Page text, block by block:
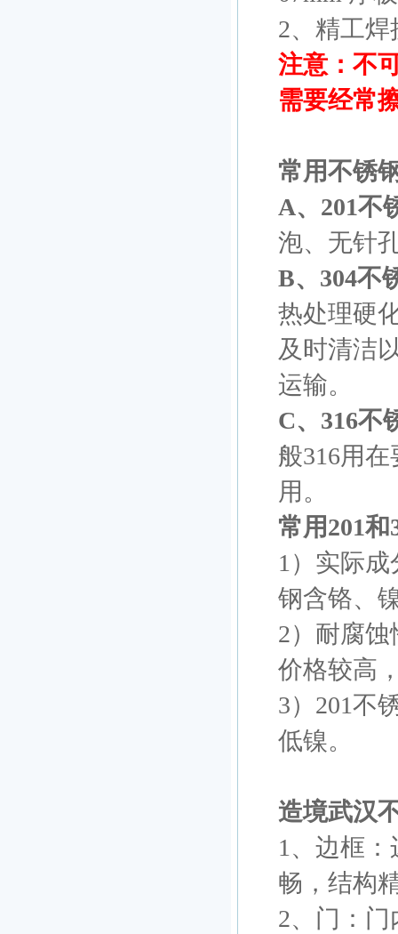
2、精工
注意：不
需要经常
常用不锈
A、201不
泡、无针
B、304不
热处理硬
及时清洁
运输。
C、316不
般316用
用。
常用201
1）实际
钢含铬、
2）耐腐
价格较高
3）201不
低镍。
造境武汉
1、边框
畅，结构
2、门：